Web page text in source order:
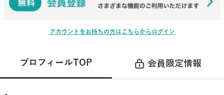
アカウントをお持ちの方はこちらからログイン
プロフィールTOP 会員限定情報